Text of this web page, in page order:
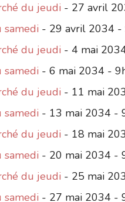
du jeudi - 27 avril
samedi - 29 avril 2034
du jeudi - 4 mai
samedi - 6 mai 2034 -
du jeudi - 11 mai
samedi - 13 mai 2034 -
du jeudi - 18 mai
samedi - 20 mai 2034 -
du jeudi - 25 mai
samedi - 27 mai 2034 -